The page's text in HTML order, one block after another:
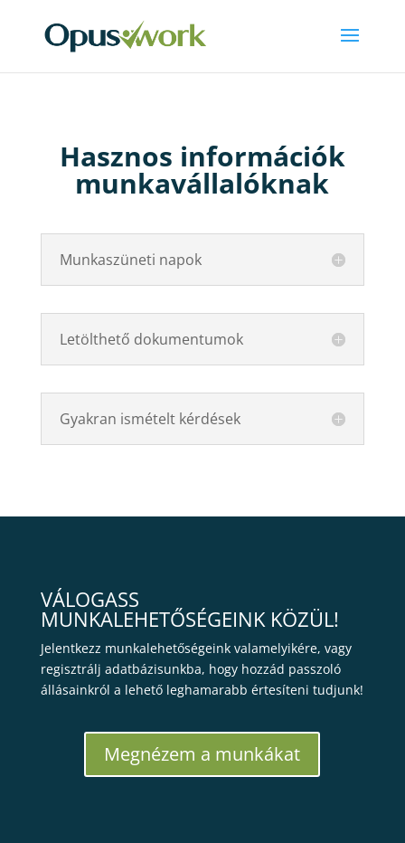
Hasznos információk
munkavállalóknak
Munkaszüneti napok
Letölthető dokumentumok
Gyakran ismételt kérdések
VÁLOGASS
MUNKALEHETŐSÉGEINK KÖZÜL!
Jelentkezz munkalehetőségeink valamelyikére, vagy
regisztrálj adatbázisunkba, hogy hozzád passzoló
állásainkról a lehető leghamarabb értesíteni tudjunk!
Megnézem a munkákat